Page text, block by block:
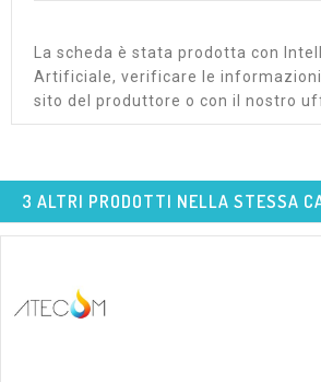
La scheda è stata prodotta con
Artificiale, verificare le
sito del produttore o con il nostro
3 ALTRI PRODOTTI NELLA STESSA